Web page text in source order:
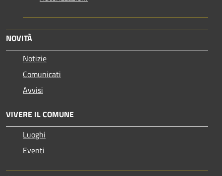
NOVITÀ
Notizie
Comunicati
Avvisi
VIVERE IL COMUNE
Luoghi
Eventi